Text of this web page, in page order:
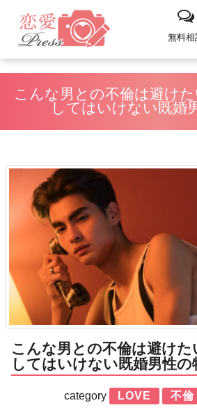
無料相
こんな男との不倫は避け
してはいけない既婚
こんな男との不倫は避け
してはいけない既婚男性の
category LOVE 不倫